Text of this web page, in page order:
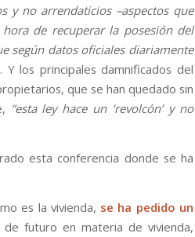
y no arrendaticios –aspectos que
de recuperar la posesión del
según datos oficiales diariamente
Y los principales damnificados del
que se han quedado sin
“esta ley hace un ‘revolcón’ y no
esta conferencia donde se ha
es la vivienda, se ha pedido un
de futuro en materia de vivienda,